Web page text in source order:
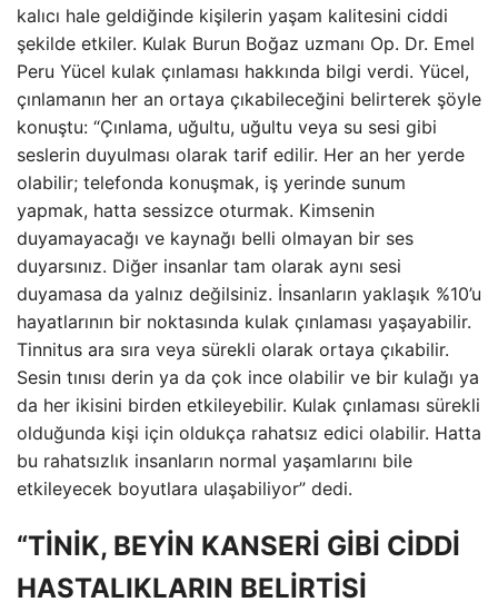
kalıcı hale geldiğinde kişilerin yaşam kalitesini ciddi
şekilde etkiler. Kulak Burun Boğaz uzmanı Op. Dr. Emel
Peru Yücel kulak çınlaması hakkında bilgi verdi. Yücel,
çınlamanın her an ortaya çıkabileceğini belirterek şöyle
konuştu: “Çınlama, uğultu, uğultu veya su sesi gibi
seslerin duyulması olarak tarif edilir. Her an her yerde
olabilir; telefonda konuşmak, iş yerinde sunum
yapmak, hatta sessizce oturmak. Kimsenin
duyamayacağı ve kaynağı belli olmayan bir ses
duyarsınız. Diğer insanlar tam olarak aynı sesi
duyamasa da yalnız değilsiniz. İnsanların yaklaşık %10’u
hayatlarının bir noktasında kulak çınlaması yaşayabilir.
Tinnitus ara sıra veya sürekli olarak ortaya çıkabilir.
Sesin tınısı derin ya da çok ince olabilir ve bir kulağı ya
da her ikisini birden etkileyebilir. Kulak çınlaması sürekli
olduğunda kişi için oldukça rahatsız edici olabilir. Hatta
bu rahatsızlık insanların normal yaşamlarını bile
etkileyecek boyutlara ulaşabiliyor” dedi.
“TİNİK, BEYİN KANSERİ GİBİ CİDDİ
HASTALIKLARIN BELİRTİSİ